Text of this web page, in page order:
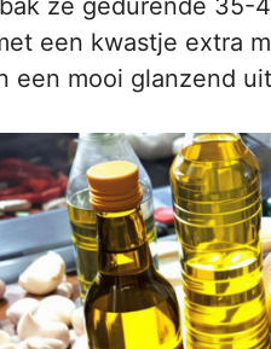
ze gedurende
een kwastje extra
een mooi glanzend